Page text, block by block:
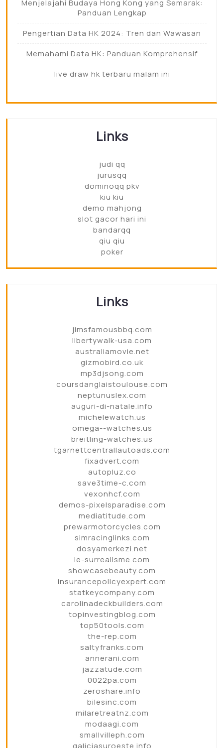
Menjelajahi Budaya Hong Kong yang Semarak:
Panduan Lengkap
Pengertian Data HK 2024: Tren dan Wawasan
Memahami Data HK: Panduan Komprehensif
live draw hk terbaru malam ini
Links
judi qq
jurusqq
dominoqq pkv
kiu kiu
demo mahjong
slot gacor hari ini
bandarqq
qiu qiu
poker
Links
jimsfamousbbq.com
libertywalk-usa.com
australiamovie.net
gizmobird.co.uk
mp3djsong.com
coursdanglaistoulouse.com
neptunuslex.com
auguri-di-natale.info
michelewatch.us
omega--watches.us
breitling-watches.us
tgarnettcentrallautoads.com
fixadvert.com
autopluz.co
save3time-c.com
vexonhcf.com
demos-pixelsparadise.com
mediatitude.com
prewarmotorcycles.com
simracinglinks.com
dosyamerkezi.net
le-surrealisme.com
showcasebeauty.com
insurancepolicyexpert.com
statkeycompany.com
carolinadeckbuilders.com
topinvestingblog.com
top50tools.com
the-rep.com
saltyfranks.com
annerani.com
jazzatude.com
0022pa.com
zeroshare.info
bilesinc.com
milaretreatnz.com
modaagi.com
smallvilleph.com
galiciasuroeste.info